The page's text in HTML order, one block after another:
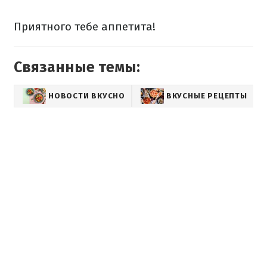
Приятного тебе аппетита!
Связанные темы:
НОВОСТИ ВКУСНО ВКУСНЫЕ РЕЦЕПТЫ